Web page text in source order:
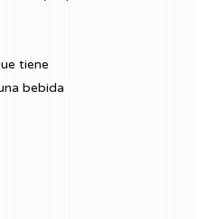
tiene
bebida